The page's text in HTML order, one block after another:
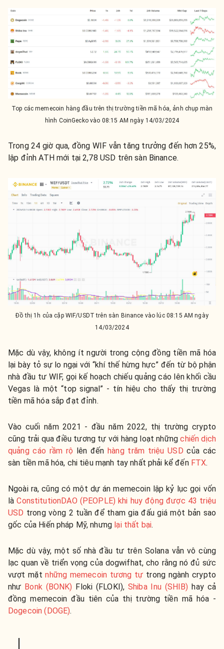
Top các memecoin hàng đầu trên thị trường tiền mã hóa, ảnh chụp màn
hình CoinGecko vào 08:15 AM ngày 14/03/2024
Trong 24 giờ qua, đồng WIF vẫn tăng trưởng đến hơn 25%,
lập đỉnh ATH mới tại 2,78 USD trên sàn Binance.
Đồ thị 1h của cặp WIF/USDT trên sàn Binance vào lúc 08:15 AM ngày
14/03/2024
Mặc dù vậy, không ít người trong cộng đồng tiền mã hóa
lại bày tỏ sự lo ngại với “khí thế hừng hực” đến từ bộ phận
nhà đầu tư WIF, gọi kế hoạch chiếu quảng cáo lên khối cầu
Vegas là một “top signal” - tín hiệu cho thấy thị trường
tiền mã hóa sắp đạt đỉnh.
Vào cuối năm 2021 - đầu năm 2022, thị trường crypto
cũng trải qua điều tương tự với hàng loạt nhữngchiến dịch
quảng cáo rầm rộ lên đếnhàng trăm triệu USD của các
sàn tiền mã hóa, chi tiêu mạnh tay nhất phải kể đến FTX.
Ngoài ra, cũng có một dự án memecoin lập kỷ lục gọi vốn
làConstitutionDAO (PEOPLE) khi huy động được 43 triệu
USD trong vòng 2 tuần để tham gia đấu giá một bản sao
gốc của Hiến pháp Mỹ, nhưng lại thất bại.
Mặc dù vậy, một số nhà đầu tư trên Solana vẫn vô cùng
lạc quan về triển vọng của dogwifhat, cho rằng nó đủ sức
vượt mặtnhững memecoin tương tự trong ngành crypto
như Bonk (BONK) Floki (FLOKI), Shiba Inu (SHIB) hay cả
đồng memecoin đầu tiên của thị trường tiền mã hóa -
Dogecoin (DOGE).